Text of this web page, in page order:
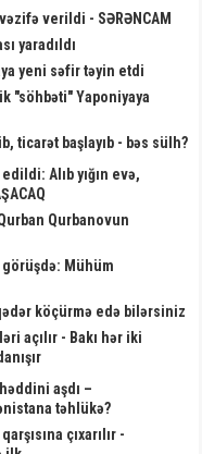
verildi - SƏRƏNCAM
yaradıldı
yeni səfir təyin etdi
"söhbəti" Yaponiyaya
ticarət başlayıb - bəs sülh?
Alıb yığın evə,
Qurbanovun
görüşdə: Mühüm
köçürmə edə bilərsiniz
açılır - Bakı hər iki
aşdı –
təhlükə?
çıxarılır -